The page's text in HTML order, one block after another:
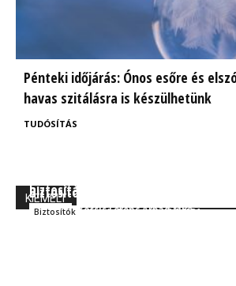
Pénteki időjárás: Ónos esőre és
havas szitálásra is készülhetünk
TUDÓSÍTÁS
KIEMELT
biztosítás jövője!
Szakmai Kocsis Ferenc Árpád MBA
Biztosítónál
Biztosítók Kocsis Ferenc Árpád MBA